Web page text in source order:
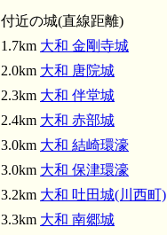
大和 下永城(4.2km)
付近の城(直線距離)
1.7km 大和 金剛寺城
2.0km 大和 唐院城
2.3km 大和 伴堂城
2.4km 大和 赤部城
3.0km 大和 結崎環濠
3.0km 大和 保津環濠
3.2km 大和 吐田城(川西町)
3.3km 大和 南郷城